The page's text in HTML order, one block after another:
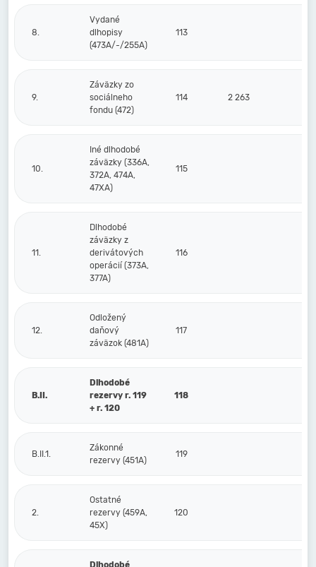
8.
Vydané
dlhopisy
(473A/-/255A)
113
9.
Záväzky zo
sociálneho
fondu (472)
114 2 263
10.
Iné dlhodobé
záväzky (336A,
372A, 474A,
47XA)
115
11.
Dlhodobé
záväzky z
derivátových
operácií (373A,
377A)
116
12.
Odložený
daňový
záväzok (481A)
117
B.II.
Dlhodobé
rezervy r. 119
+ r. 120
118
B.II.1.
Zákonné
rezervy (451A)
119
2.
Ostatné
rezervy (459A,
45X)
120
Dlhodobé